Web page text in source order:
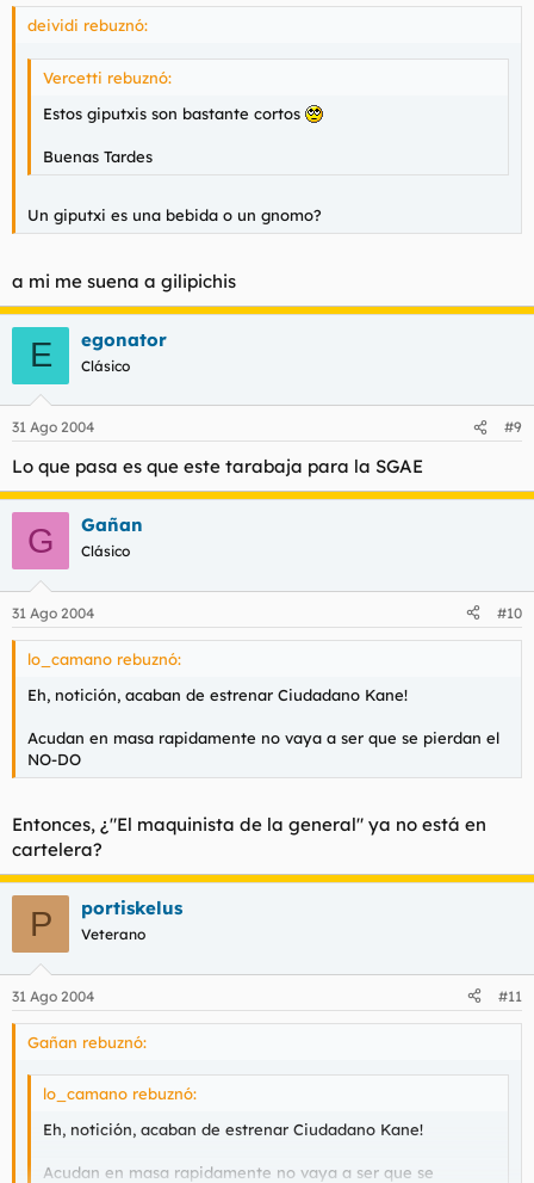
deividi rebuznó:
Vercetti rebuznó:
Estos giputxis son bastante cortos
Buenas Tardes
Un giputxi es una bebida o un gnomo?
a mi me suena a gilipichis
E egonator
Clásico
31 Ago 2004 #9
Lo que pasa es que este tarabaja para la SGAE
G Gañan
Clásico
31 Ago 2004 #10
lo_camano rebuznó:
Eh, notición, acaban de estrenar Ciudadano Kane!
Acudan en masa rapidamente no vaya a ser que se pierdan el
NO-DO
Entonces, ¿"El maquinista de la general" ya no está en
cartelera?
P portiskelus
Veterano
31 Ago 2004 #11
Gañan rebuznó:
lo_camano rebuznó:
Eh, notición, acaban de estrenar Ciudadano Kane!
Acudan en masa rapidamente no vaya a ser que se